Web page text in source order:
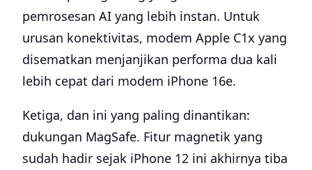
pemrosesan AI yang lebih instan. Untuk
urusan konektivitas, modem Apple C1x yang
disematkan menjanjikan performa dua kali
lebih cepat dari modem iPhone 16e.
Ketiga, dan ini yang paling dinantikan:
dukungan MagSafe. Fitur magnetik yang
sudah hadir sejak iPhone 12 ini akhirnya tiba